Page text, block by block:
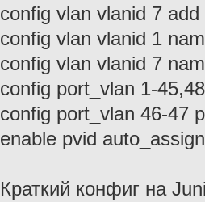
config vlan vlanid 7
config vlan vlanid 1
config vlan vlanid 7
config port_vlan 1-
config port_vlan 46-47
enable pvid auto_assign
Краткий конфиг на